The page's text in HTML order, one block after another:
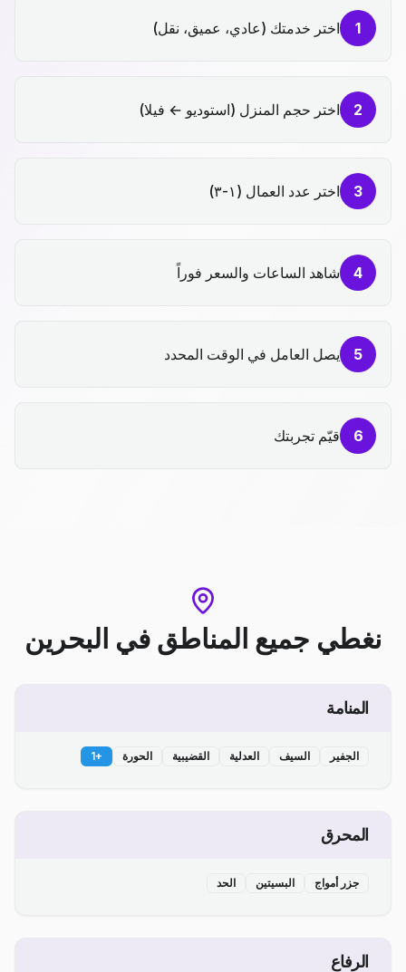
1 اختر خدمتك (عادي، عميق، نقل)
2 اختر حجم المنزل (استوديو ← فيلا)
3 اختر عدد العمال (١-٣)
4 شاهد الساعات والسعر فوراً
5 يصل العامل في الوقت المحدد
6 قيّم تجربتك
نغطي جميع المناطق في البحرين
المنامة
الجفير السيف العدلية القضيبية الحورة +
1
المحرق
جزر أمواج البسيتين الحد
الرفاع